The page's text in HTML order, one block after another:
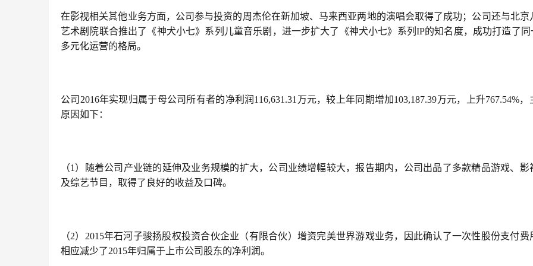
在影视相关其他业务方面，公司参与投资的周杰伦在新加坡、马来西亚两地的演唱会取得了成功；公司还与北京
艺术剧院联合推出了《神犬小七》系列儿童音乐剧，进一步扩大了《神犬小七》系列IP的知名度，成功打造了同
多元化运营的格局。
公司2016年实现归属于母公司所有者的净利润116,631.31万元，较上年同期增加103,187.39万元，上升767.54%，
原因如下：
（1）随着公司产业链的延伸及业务规模的扩大，公司业绩增幅较大，报告期内，公司出品了多款精品游戏、影
及综艺节目，取得了良好的收益及口碑。
（2）2015年石河子骏扬股权投资合伙企业（有限合伙）增资完美世界游戏业务，因此确认了一次性股份支付费
相应减少了2015年归属于上市公司股东的净利润。